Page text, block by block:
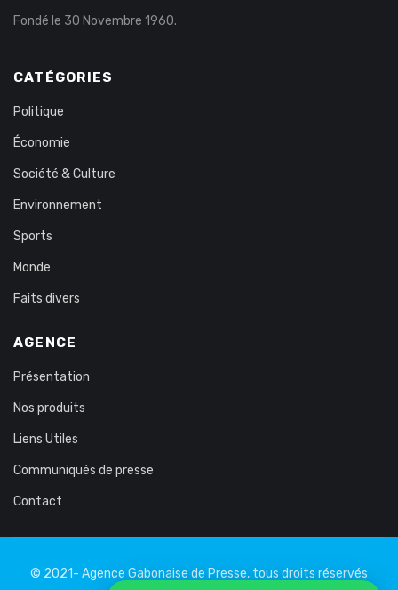
Fondé le 30 Novembre 1960.
CATÉGORIES
Politique
Économie
Société & Culture
Environnement
Sports
Monde
Faits divers
AGENCE
Présentation
Nos produits
Liens Utiles
Communiqués de presse
Contact
© 2021- Agence Gabonaise de Presse, tous droits réservés